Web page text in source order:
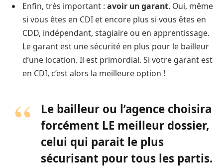
Enfin, très important : avoir un garant. Oui, même
si vous êtes en CDI et encore plus si vous êtes en
CDD, indépendant, stagiaire ou en apprentissage.
Le garant est une sécurité en plus pour le bailleur
d’une location. Il est primordial. Si votre garant est
en CDI, c’est alors la meilleure option !
Le bailleur ou l’agence choisira
forcément LE meilleur dossier,
celui qui parait le plus
sécurisant pour tous les partis.